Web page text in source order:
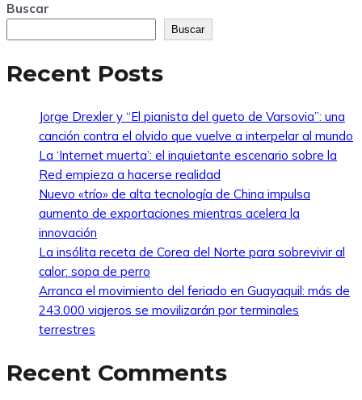
Buscar
Buscar
Recent Posts
Jorge Drexler y “El pianista del gueto de Varsovia”: una
canción contra el olvido que vuelve a interpelar al mundo
La ‘Internet muerta’: el inquietante escenario sobre la
Red empieza a hacerse realidad
Nuevo «trío» de alta tecnología de China impulsa
aumento de exportaciones mientras acelera la
innovación
La insólita receta de Corea del Norte para sobrevivir al
calor: sopa de perro
Arranca el movimiento del feriado en Guayaquil: más de
243.000 viajeros se movilizarán por terminales
terrestres
Recent Comments